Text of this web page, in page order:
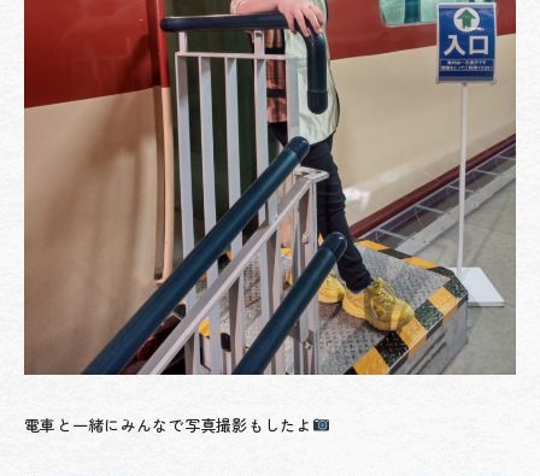
電車と一緒にみんなで写真撮影もしたよ